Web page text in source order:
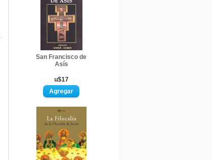
San Francisco de
Asís
u$17